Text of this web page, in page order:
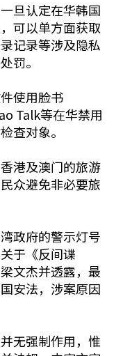
旦认定在华韩国
可以单方面获取
记录等涉及隐私
罚。
使用脸书
Talk等在华禁用
查对象。
港及澳门的旅游
众避免非必要旅
政府的警示灯号
于《反间谍
文杰并透露，最
安法，涉案原因
无强制作用，惟